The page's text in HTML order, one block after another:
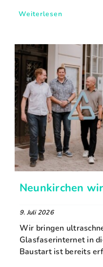
Weiterlesen
Neunkirchen
9. Juli 2026
Wir bringen
Glasfaserinternet in
Baustart ist bereits